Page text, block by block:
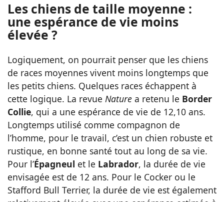
Les chiens de taille moyenne :
une espérance de vie moins
élevée ?
Logiquement, on pourrait penser que les chiens
de races moyennes vivent moins longtemps que
les petits chiens. Quelques races échappent à
cette logique. La revue Nature a retenu le Border
Collie, qui a une espérance de vie de 12,10 ans.
Longtemps utilisé comme compagnon de
l’homme, pour le travail, c’est un chien robuste et
rustique, en bonne santé tout au long de sa vie.
Pour l’Épagneul et le Labrador, la durée de vie
envisagée est de 12 ans. Pour le Cocker ou le
Stafford Bull Terrier, la durée de vie est également